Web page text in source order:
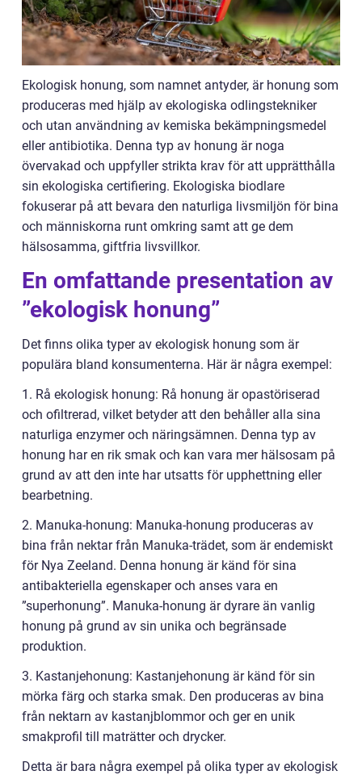
Ekologisk honung, som namnet antyder, är honung som
produceras med hjälp av ekologiska odlingstekniker
och utan användning av kemiska bekämpningsmedel
eller antibiotika. Denna typ av honung är noga
övervakad och uppfyller strikta krav för att upprätthålla
sin ekologiska certifiering. Ekologiska biodlare
fokuserar på att bevara den naturliga livsmiljön för bina
och människorna runt omkring samt att ge dem
hälsosamma, giftfria livsvillkor.
En omfattande presentation av
”ekologisk honung”
Det finns olika typer av ekologisk honung som är
populära bland konsumenterna. Här är några exempel:
1. Rå ekologisk honung: Rå honung är opastöriserad
och ofiltrerad, vilket betyder att den behåller alla sina
naturliga enzymer och näringsämnen. Denna typ av
honung har en rik smak och kan vara mer hälsosam på
grund av att den inte har utsatts för upphettning eller
bearbetning.
2. Manuka-honung: Manuka-honung produceras av
bina från nektar från Manuka-trädet, som är endemiskt
för Nya Zeeland. Denna honung är känd för sina
antibakteriella egenskaper och anses vara en
”superhonung”. Manuka-honung är dyrare än vanlig
honung på grund av sin unika och begränsade
produktion.
3. Kastanjehonung: Kastanjehonung är känd för sin
mörka färg och starka smak. Den produceras av bina
från nektarn av kastanjblommor och ger en unik
smakprofil till maträtter och drycker.
Detta är bara några exempel på olika typer av ekologisk